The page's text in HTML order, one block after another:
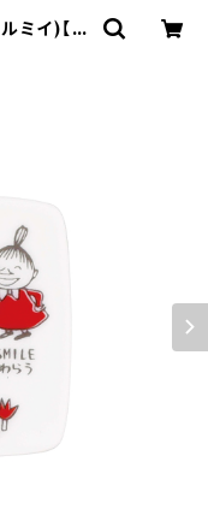
ミイ)【M